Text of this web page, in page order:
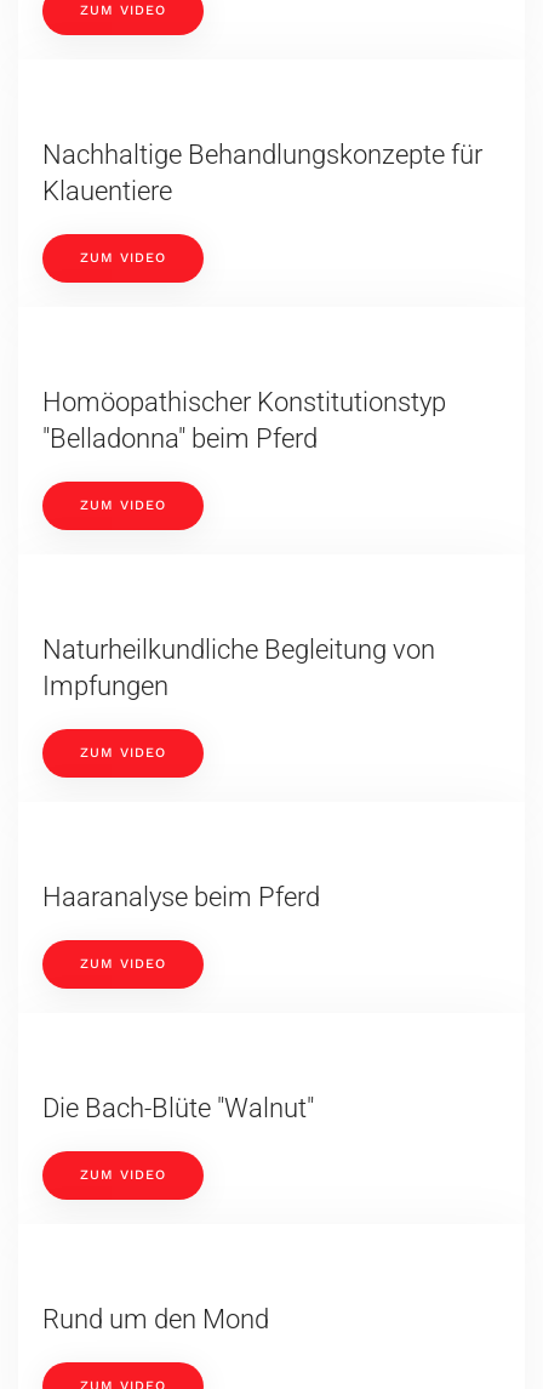
ZUM VIDEO
Nachhaltige Behandlungskonzepte für
Klauentiere
ZUM VIDEO
Homöopathischer Konstitutionstyp
"Belladonna" beim Pferd
ZUM VIDEO
Naturheilkundliche Begleitung von
Impfungen
ZUM VIDEO
Haaranalyse beim Pferd
ZUM VIDEO
Die Bach-Blüte "Walnut"
ZUM VIDEO
Rund um den Mond